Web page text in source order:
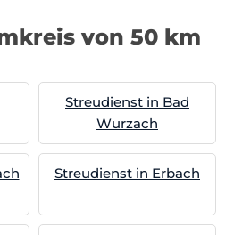
von 50 km
Streudienst in Bad
Wurzach
Streudienst in Erbach